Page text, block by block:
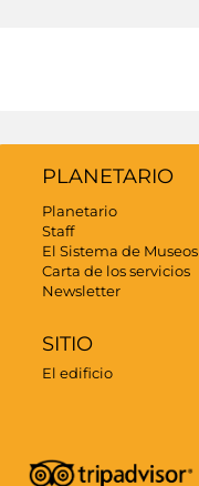
PLANETARIO
Planetario
Staff
El Sistema de Museos
Carta de los servicios
Newsletter
SITIO
El edificio